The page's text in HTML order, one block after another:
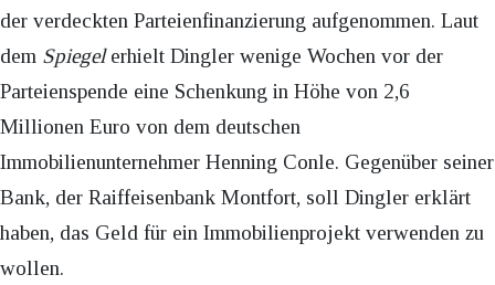
der verdeckten Parteienfinanzierung aufgenommen. Laut
dem Spiegelerhielt Dingler wenige Wochen vor der
Parteienspende eine Schenkung in Höhe von 2,6
Millionen Euro von dem deutschen
Immobilienunternehmer Henning Conle. Gegenüber seiner
Bank, der Raiffeisenbank Montfort, soll Dingler erklärt
haben, das Geld für ein Immobilienprojekt verwenden zu
wollen.